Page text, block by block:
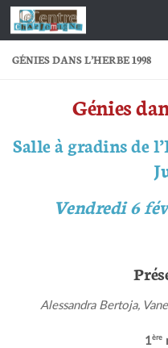
Skip to content
GÉNIES DANS L’HERBE 1998
Génies
Salle à gradins de
Vendredi 6
Alessandra Bertoja,
1ère